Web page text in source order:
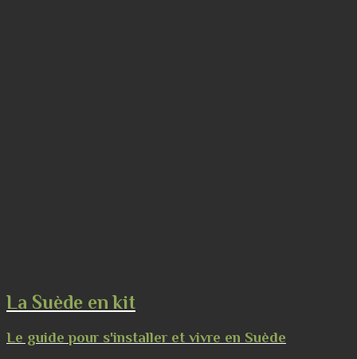
La Suède en kit
Le guide pour s'installer et vivre en Suède